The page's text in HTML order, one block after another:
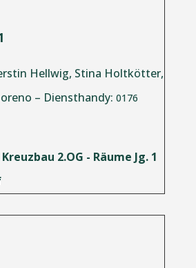
Hellwig, Stina Holtkötter,
– Diensthandy: 0176
Kreuzbau 2.OG - Räume Jg. 1